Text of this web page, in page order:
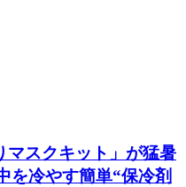
マスクキット」が猛暑
を冷やす簡単“保冷剤